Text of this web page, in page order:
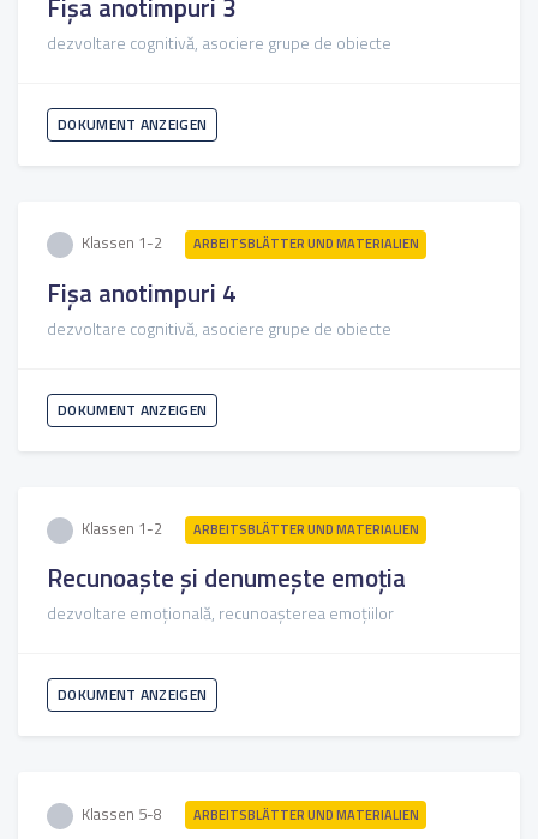
dezvoltare cognitivă, asociere grupe de obiecte
DOKUMENT ANZEIGEN
Klassen 1-2 ARBEITSBLÄTTER UND MATERIALIEN
Fișa anotimpuri 4
dezvoltare cognitivă, asociere grupe de obiecte
DOKUMENT ANZEIGEN
Klassen 1-2 ARBEITSBLÄTTER UND MATERIALIEN
Recunoaște și denumește emoția
dezvoltare emoțională, recunoașterea emoțiilor
DOKUMENT ANZEIGEN
Klassen 5-8 ARBEITSBLÄTTER UND MATERIALIEN